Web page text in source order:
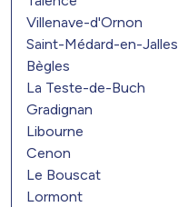
Villenave-d'Ornon
Saint-Médard-en-Jalles
Bègles
La Teste-de-Buch
Gradignan
Libourne
Cenon
Le Bouscat
Lormont